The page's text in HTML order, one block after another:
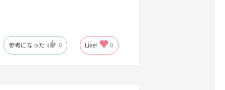
参考になった 0 Like! 0